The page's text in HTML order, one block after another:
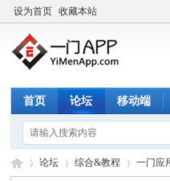
设为首页 收藏本站
首页 论坛 移动端
论坛 综合&教程 一门应